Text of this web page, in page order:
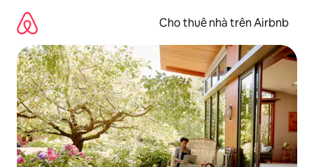
dung
Cho thuê nhà trên Airbnb